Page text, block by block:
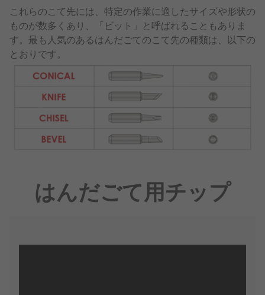
これらのこて先には、特定の作業に適したサイズや形状の
ものが数多くあり、「ビット」と呼ばれることもありま
す。最も人気のあるはんだごてのこて先の種類は、以下の
とおりです。
はんだごて用チップ